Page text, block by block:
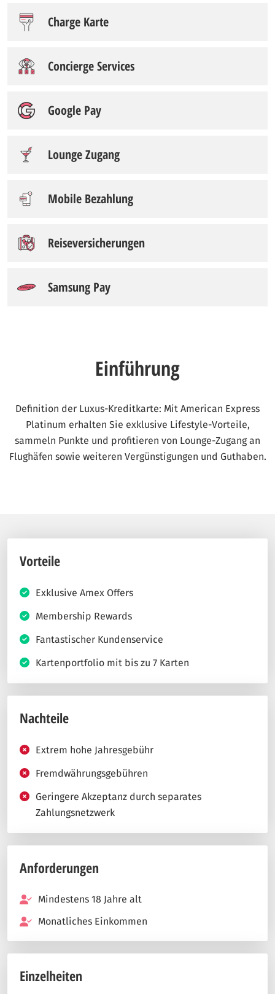
Charge Karte
Concierge Services
Google Pay
Lounge Zugang
Mobile Bezahlung
Reiseversicherungen
Samsung Pay
Einführung
Definition der Luxus-Kreditkarte: Mit American Express
Platinum erhalten Sie exklusive Lifestyle-Vorteile,
sammeln Punkte und profitieren von Lounge-Zugang an
Flughäfen sowie weiteren Vergünstigungen und Guthaben.
Vorteile
Exklusive Amex Offers
Membership Rewards
Fantastischer Kundenservice
Kartenportfolio mit bis zu 7 Karten
Nachteile
Extrem hohe Jahresgebühr
Fremdwährungsgebühren
Geringere Akzeptanz durch separates
Zahlungsnetzwerk
Anforderungen
Mindestens 18 Jahre alt
Monatliches Einkommen
Einzelheiten